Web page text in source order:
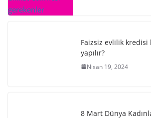
Faizsiz evlilik kredisi
yapılır?
Nisan 19, 2024
8 Mart Dünya